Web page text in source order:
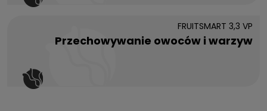
FRUITSMART 3,3 VP
Przechowywanie owoców i warzyw